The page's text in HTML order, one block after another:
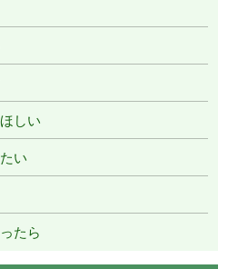
しい
い
たら